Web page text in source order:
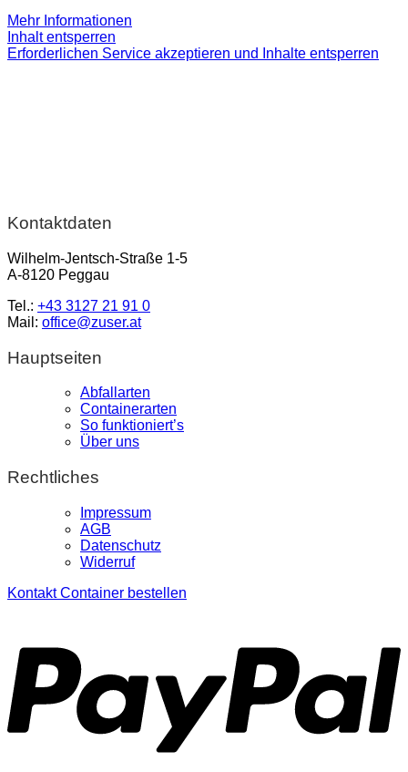
Mehr Informationen
Inhalt entsperren
Erforderlichen Service akzeptieren und Inhalte entsperren
Kontaktdaten
Wilhelm-Jentsch-Straße 1-5
A-8120 Peggau
Tel.: +43 3127 21 91 0
Mail: office@zuser.at
Hauptseiten
Abfallarten
Containerarten
So funktioniert’s
Über uns
Rechtliches
Impressum
AGB
Datenschutz
Widerruf
Kontakt Container bestellen